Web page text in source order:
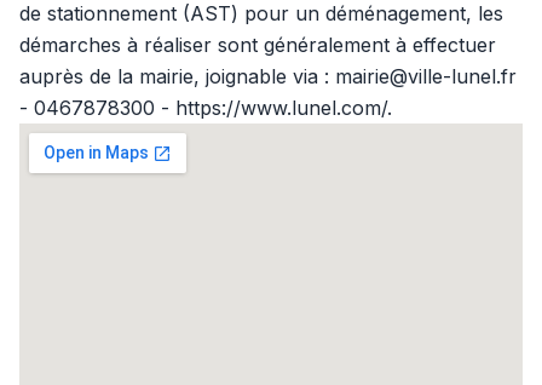
de stationnement (AST) pour un déménagement, les
démarches à réaliser sont généralement à effectuer
auprès de la mairie, joignable via : mairie@ville-lunel.fr
- 0467878300 - https://www.lunel.com/.